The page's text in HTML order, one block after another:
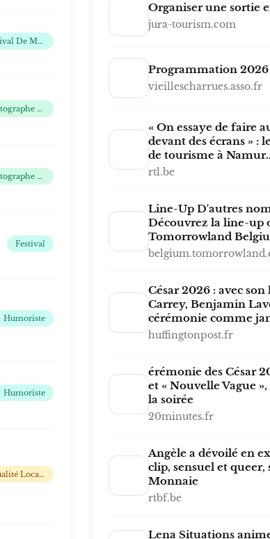
Festival De Musique Électronique
Photographe Professionnel
Photographe Professionnel
Festival
Humoriste
Humoriste
Actualité Locale, Nationale Et Internationale, Politique, Économique, Sportive Ou People 24h/24 - 7j/7
Organiser une sortie
jura-tourism.com
Programmation 2026
vieillescharrues.asso.fr
« On essaye de faire
devant des écrans » :
de tourisme à
rtl.be
Line-Up D'autres
Découvrez la line-up
Tomorrowland
César 2026 : avec
Carrey, Benjamin
cérémonie comme
huffingtonpost.fr
érémonie des César
et « Nouvelle Vague
la soirée
20minutes.fr
Angèle a dévoilé en
clip, sensuel et queer,
Monnaie
rtbf.be
Lena Situations